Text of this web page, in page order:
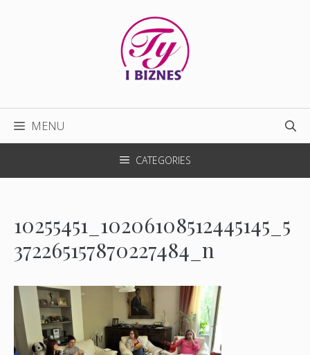
MENU
CATEGORIES
10255451_10206108512445145_5
372265157870227484_n